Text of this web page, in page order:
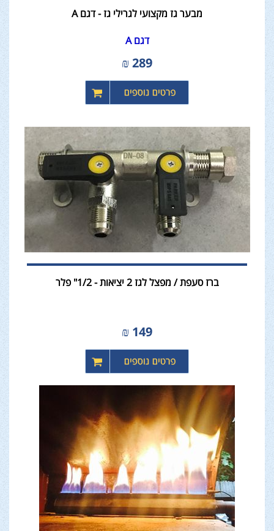
מבער גז מקצועי לגרילי גז - דגם A
דגם A
289
₪
ברז סעפת / מפצל לגז 2 יציאות - 1/2" פלר
149
₪